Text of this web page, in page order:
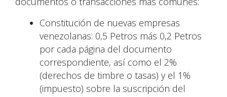
Constitución de nuevas empresas
venezolanas: 0,5 Petros más 0,2 Petros
por cada página del documento
correspondiente, así como el 2%
(derechos de timbre o tasas) y el 1%
(impuesto) sobre la suscripción del